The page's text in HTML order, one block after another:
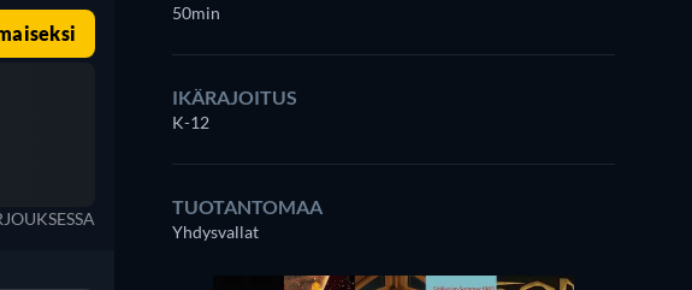
50min
IKÄRAJOITUS
K-12
TUOTANTOMAA
Yhdysvallat